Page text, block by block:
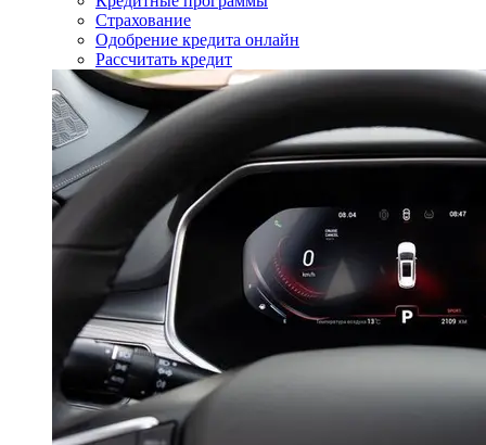
Страхование
Одобрение кредита онлайн
Рассчитать кредит